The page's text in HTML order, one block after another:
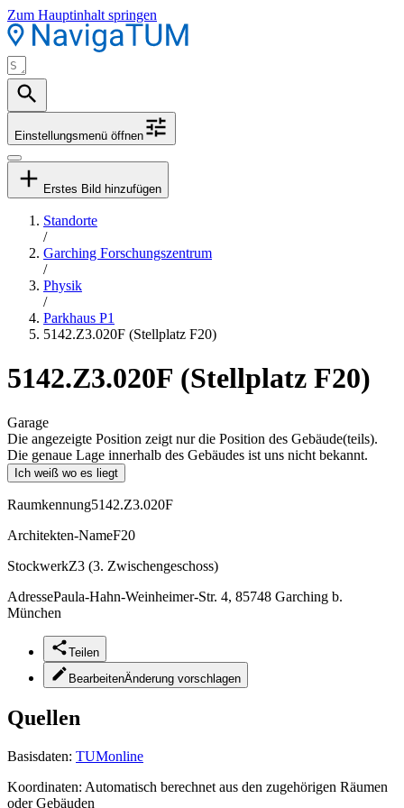
Zum Hauptinhalt springen
Einstellungsmenü öffnen
Erstes Bild hinzufügen
Standorte
/
Garching Forschungszentrum
/
Physik
/
Parkhaus P1
5142.Z3.020F (Stellplatz F20)
5142.Z3.020F (Stellplatz F20)
Garage
Die angezeigte Position zeigt nur die Position des Gebäude(teils).
Die genaue Lage innerhalb des Gebäudes ist uns nicht bekannt.
Ich weiß wo es liegt
Raumkennung5142.Z3.020F
Architekten-NameF20
StockwerkZ3 (3. Zwischengeschoss)
AdressePaula-Hahn-Weinheimer-Str. 4, 85748 Garching b.
München
Teilen
BearbeitenÄnderung vorschlagen
Quellen
Basisdaten: TUMonline
Koordinaten: Automatisch berechnet aus den zugehörigen Räumen
oder Gebäuden